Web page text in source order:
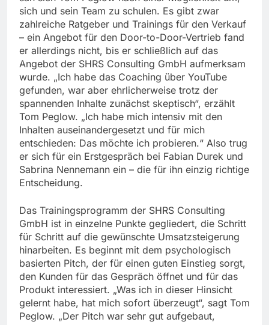
sich und sein Team zu schulen. Es gibt zwar
zahlreiche Ratgeber und Trainings für den Verkauf
– ein Angebot für den Door-to-Door-Vertrieb fand
er allerdings nicht, bis er schließlich auf das
Angebot der SHRS Consulting GmbH aufmerksam
wurde. „Ich habe das Coaching über YouTube
gefunden, war aber ehrlicherweise trotz der
spannenden Inhalte zunächst skeptisch“, erzählt
Tom Peglow. „Ich habe mich intensiv mit den
Inhalten auseinandergesetzt und für mich
entschieden: Das möchte ich probieren.“ Also trug
er sich für ein Erstgespräch bei Fabian Durek und
Sabrina Nennemann ein – die für ihn einzig richtige
Entscheidung.
Das Trainingsprogramm der SHRS Consulting
GmbH ist in einzelne Punkte gegliedert, die Schritt
für Schritt auf die gewünschte Umsatzsteigerung
hinarbeiten. Es beginnt mit dem psychologisch
basierten Pitch, der für einen guten Einstieg sorgt,
den Kunden für das Gespräch öffnet und für das
Produkt interessiert. „Was ich in dieser Hinsicht
gelernt habe, hat mich sofort überzeugt“, sagt Tom
Peglow. „Der Pitch war sehr gut aufgebaut,